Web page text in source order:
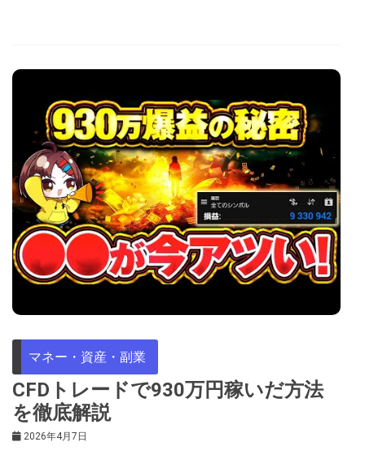
マネー・資産・副業
CFDトレードで930万円稼いだ方法
を徹底解説
2026年4月7日